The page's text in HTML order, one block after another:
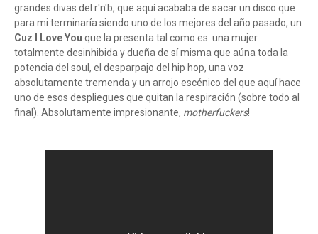
grandes divas del r'n'b, que aquí acababa de sacar un disco que
para mi terminaría siendo uno de los mejores del año pasado, un
Cuz I Love You que la presenta tal como es: una mujer
totalmente desinhibida y dueña de sí misma que aúna toda la
potencia del soul, el desparpajo del hip hop, una voz
absolutamente tremenda y un arrojo escénico del que aquí hace
uno de esos despliegues que quitan la respiración (sobre todo al
final). Absolutamente impresionante, motherfuckers!